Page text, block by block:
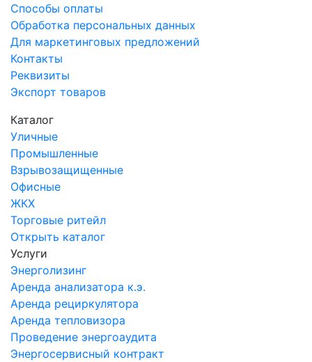
Способы оплаты
Обработка персональных данных
Для маркетинговых предложений
Контакты
Реквизиты
Экспорт товаров
Каталог
Уличные
Промышленные
Взрывозащищенные
Офисные
ЖКХ
Торговые ритейл
Открыть каталог
Услуги
Энерголизинг
Аренда анализатора к.э.
Аренда рециркулятора
Аренда тепловизора
Проведение энергоаудита
Энергосервисный контракт